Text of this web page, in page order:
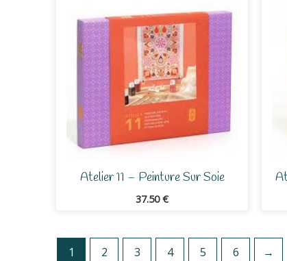
Atelier 11 – Peinture Sur Soie
37.50€
1 2 3 4 5 6 →